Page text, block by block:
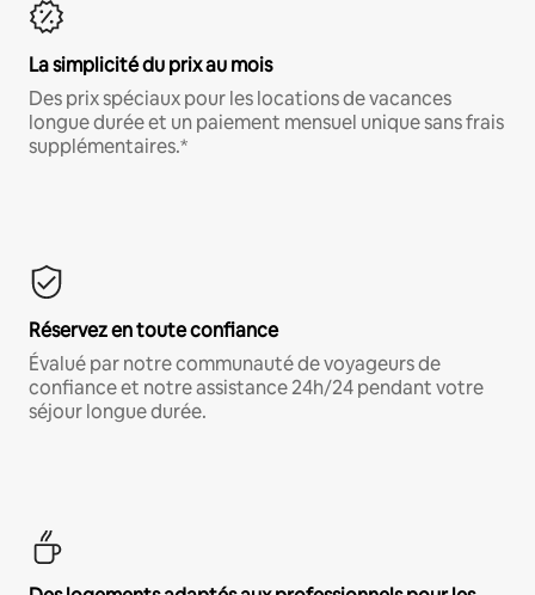
La simplicité du prix au mois
Des prix spéciaux pour les locations de vacances
longue durée et un paiement mensuel unique sans frais
supplémentaires.*
Réservez en toute confiance
Évalué par notre communauté de voyageurs de
confiance et notre assistance 24h/24 pendant votre
séjour longue durée.